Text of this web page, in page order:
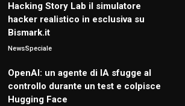
Hacking Story Lab il simulatore
hacker realistico in esclusiva su
Bismark.it
NewsSpeciale
OpenAI: un agente di IA sfugge al
controllo durante un test e colpisce
Hugging Face